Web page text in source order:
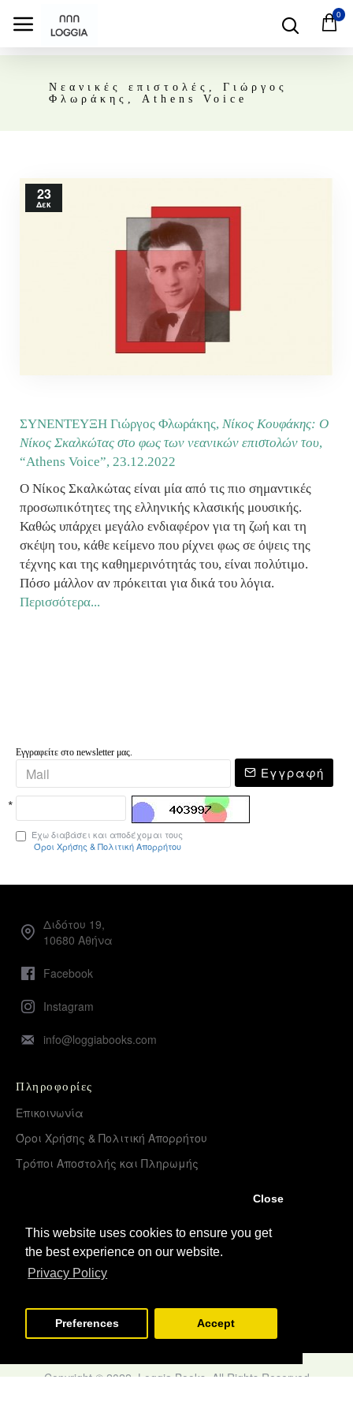
This website uses cookies to ensure you get
the best experience on our website.
Privacy Policy
Close
Preferences Accept
0
Νεανικές επιστολές, Γιώργος
Φλωράκης, Athens Voice
23
Δεκ
ΣΥΝΕΝΤΕΥΞΗ Γιώργος Φλωράκης, Νίκος Κουφάκης: Ο
Νίκος Σκαλκώτας στο φως των νεανικών επιστολών του,
“Athens Voice”, 23.12.2022
Ο Νίκος Σκαλκώτας είναι μία από τις πιο σημαντικές
προσωπικότητες της ελληνικής κλασικής μουσικής.
Καθώς υπάρχει μεγάλο ενδιαφέρον για τη ζωή και τη
σκέψη του, κάθε κείμενο που ρίχνει φως σε όψεις της
τέχνης και της καθημερινότητάς του, είναι πολύτιμο.
Πόσο μάλλον αν πρόκειται για δικά του λόγια.
Περισσότερα...
Εγγραφείτε στο newsletter μας.
Εγγραφή
Έχω διαβάσει και αποδέχομαι τους
Όροι Χρήσης & Πολιτική Απορρήτου
Διδότου 19,
10680 Αθήνα
Facebook
Instagram
info@loggiabooks.com
Πληροφορίες
Επικοινωνία
Όροι Χρήσης & Πολιτική Απορρήτου
Τρόποι Αποστολής και Πληρωμής
Λογαριασμός
Εγγραφή
Copyright © 2022, Loggia Books, All Rights Reserved